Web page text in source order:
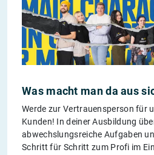
Was macht man da aus
Werde zur Vertrauensperson für
Kunden! In deiner Ausbildung
abwechslungsreiche Aufgaben
Schritt für Schritt zum Profi im